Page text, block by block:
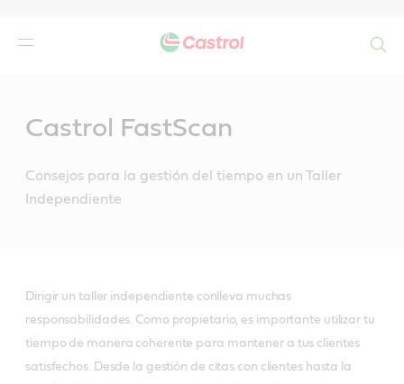
Castrol FastScan
Consejos para la gestión del tiempo en un Taller
Independiente
Dirigir un taller independiente conlleva muchas
responsabilidades. Como propietario, es importante utilizar tu
tiempo de manera coherente para mantener a tus clientes
satisfechos. Desde la gestión de citas con clientes hasta la